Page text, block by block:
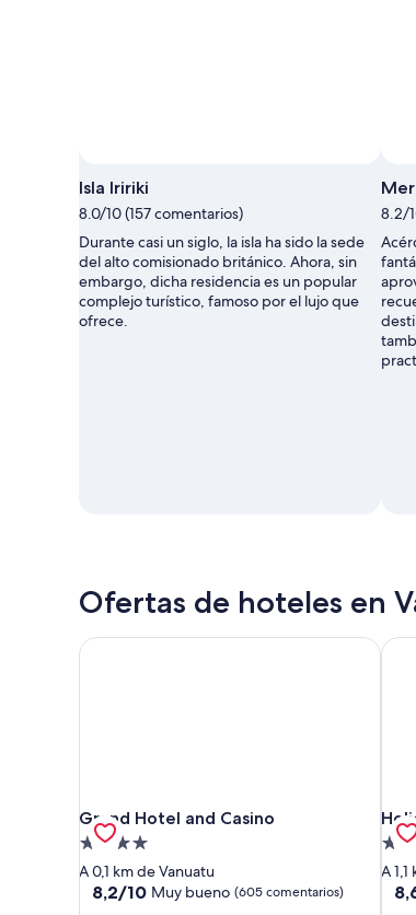
Isla Iririki
8.0/10 (157 comentarios)
Durante casi un siglo, la isla ha sido la sede
del alto comisionado británico. Ahora, sin
embargo, dicha residencia es un popular
complejo turístico, famoso por el lujo que
ofrece.
8.2/
Ofertas de hoteles en
Grand Hotel and Casino
Grand Hotel and Casino
Alojamiento
de
4.0 estrellas
A 0,1 km de Vanuatu
8.2
8,2/10 Muy bueno (605 comentarios)
Grand Hotel and Casino
de
A
8.6